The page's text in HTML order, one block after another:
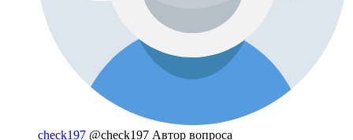
check197 @check197 Автор вопроса